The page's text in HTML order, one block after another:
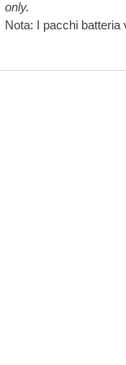
only.